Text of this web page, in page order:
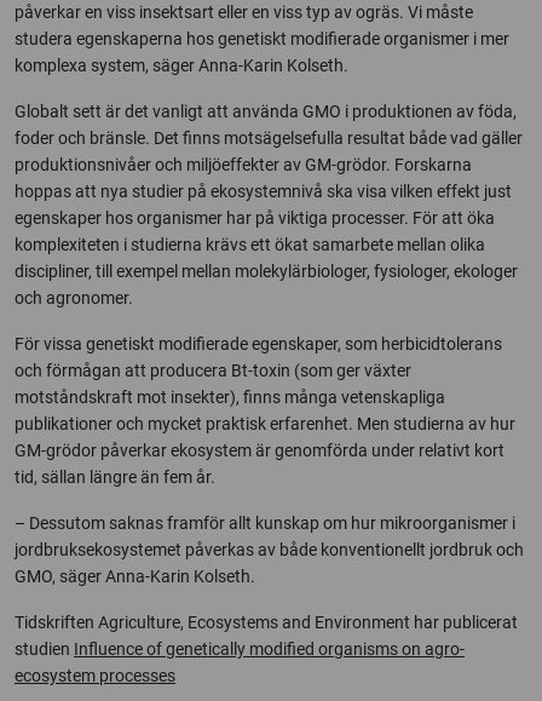
påverkar en viss insektsart eller en viss typ av ogräs. Vi måste
studera egenskaperna hos genetiskt modifierade organismer i mer
komplexa system, säger Anna-Karin Kolseth.
Globalt sett är det vanligt att använda GMO i produktionen av föda,
foder och bränsle. Det finns motsägelsefulla resultat både vad gäller
produktionsnivåer och miljöeffekter av GM-grödor. Forskarna
hoppas att nya studier på ekosystemnivå ska visa vilken effekt just
egenskaper hos organismer har på viktiga processer. För att öka
komplexiteten i studierna krävs ett ökat samarbete mellan olika
discipliner, till exempel mellan molekylärbiologer, fysiologer, ekologer
och agronomer.
För vissa genetiskt modifierade egenskaper, som herbicidtolerans
och förmågan att producera Bt-toxin (som ger växter
motståndskraft mot insekter), finns många vetenskapliga
publikationer och mycket praktisk erfarenhet. Men studierna av hur
GM-grödor påverkar ekosystem är genomförda under relativt kort
tid, sällan längre än fem år.
– Dessutom saknas framför allt kunskap om hur mikroorganismer i
jordbruksekosystemet påverkas av både konventionellt jordbruk och
GMO, säger Anna-Karin Kolseth.
Tidskriften Agriculture, Ecosystems and Environment har publicerat
studien Influence of genetically modified organisms on agro-
ecosystem processes